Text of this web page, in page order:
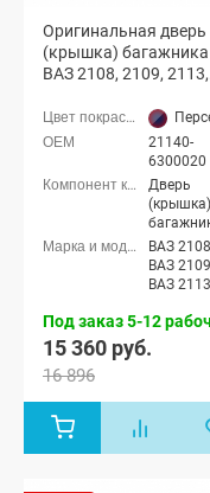
Оригинальная дверь
(крышка) багажника
ВАЗ 2108, 2109, 2113,
(Персей 460)
21140-
6300020
Дверь
(крышка)
ВАЗ
ВАЗ
ВАЗ
Под заказ 5-12
15 360 руб.
16 896